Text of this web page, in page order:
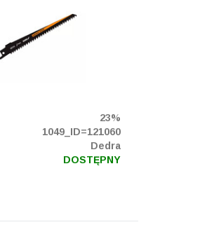
23%
1049_ID=121060
Dedra
DOSTĘPNY